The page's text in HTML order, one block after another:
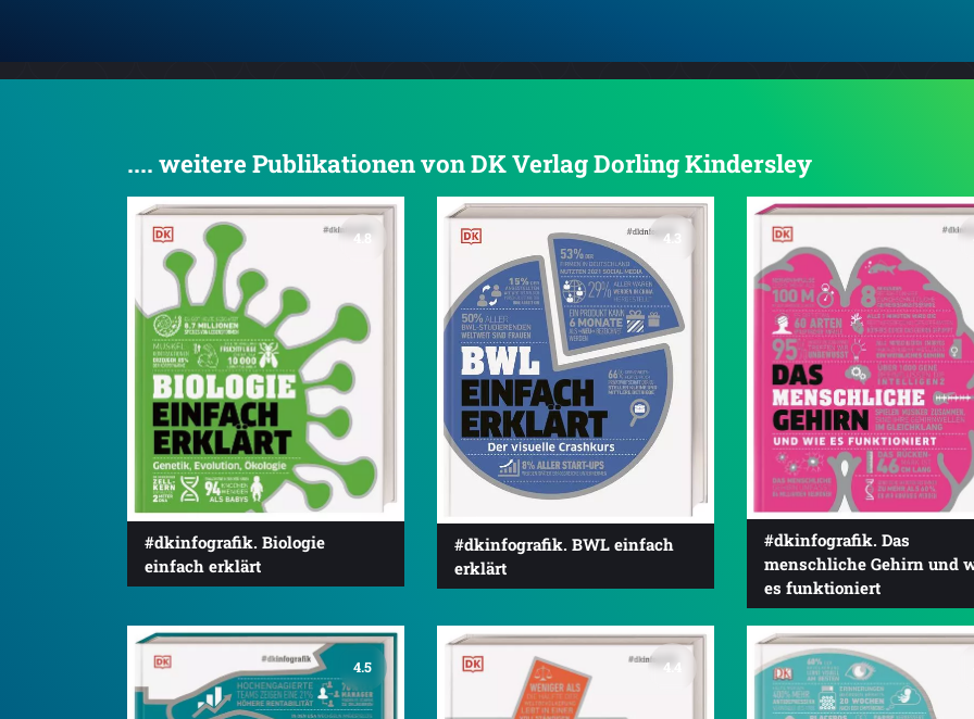
.... weitere Publikationen von DK Verlag Dorling Kindersley
4.8
#dkinfografik. Biologie
einfach erklärt
4.3
#dkinfografik. BWL einfach
erklärt
#dkinfografik. Das
menschliche Gehirn und
es funktioniert
4.5 4.4